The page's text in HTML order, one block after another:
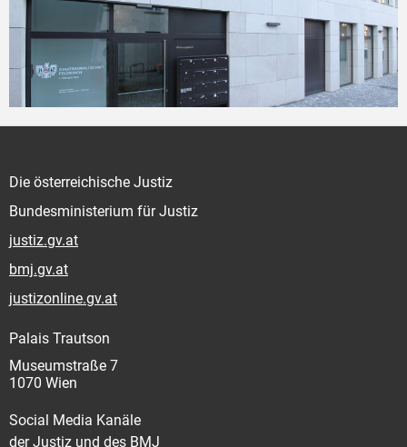
Die österreichische Justiz
Bundesministerium für Justiz
justiz.gv.at
bmj.gv.at
justizonline.gv.at
Palais Trautson
Museumstraße 7
1070 Wien
Social Media Kanäle
der Justiz und des BMJ